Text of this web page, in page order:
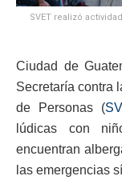
SVET realizó
Ciudad de
Secretaría contra
de Personas (
lúdicas con
encuentran
las emergencias